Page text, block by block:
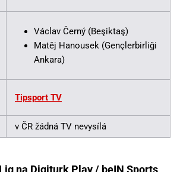
Václav Černý (Beşiktaş)
Matěj Hanousek (Gençlerbirliği
Ankara)
Tipsport TV
v ČR žádná TV nevysílá
na Digiturk Play / beIN Sports